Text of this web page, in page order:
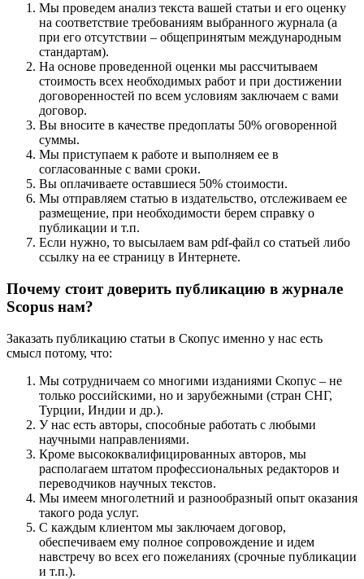
Мы проведем анализ текста вашей статьи и его оценку
на соответствие требованиям выбранного журнала (а
при его отсутствии – общепринятым международным
стандартам).
На основе проведенной оценки мы рассчитываем
стоимость всех необходимых работ и при достижении
договоренностей по всем условиям заключаем с вами
договор.
Вы вносите в качестве предоплаты 50% оговоренной
суммы.
Мы приступаем к работе и выполняем ее в
согласованные с вами сроки.
Вы оплачиваете оставшиеся 50% стоимости.
Мы отправляем статью в издательство, отслеживаем ее
размещение, при необходимости берем справку о
публикации и т.п.
Если нужно, то высылаем вам pdf-файл со статьей либо
ссылку на ее страницу в Интернете.
Почему стоит доверить публикацию в журнале
Scopus нам?
Заказать публикацию статьи в Скопус именно у нас есть
смысл потому, что:
Мы сотрудничаем со многими изданиями Скопус – не
только российскими, но и зарубежными (стран СНГ,
Турции, Индии и др.).
У нас есть авторы, способные работать с любыми
научными направлениями.
Кроме высококвалифицированных авторов, мы
располагаем штатом профессиональных редакторов и
переводчиков научных текстов.
Мы имеем многолетний и разнообразный опыт оказания
такого рода услуг.
С каждым клиентом мы заключаем договор,
обеспечиваем ему полное сопровождение и идем
навстречу во всех его пожеланиях (срочные публикации
и т.п.).